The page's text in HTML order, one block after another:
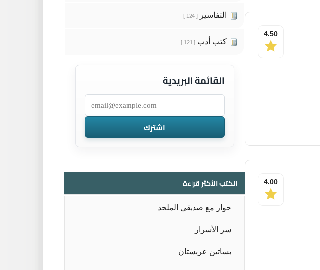
4.50
4.00
التفاسير [ 124 ]
كتب أدب [ 121 ]
القائمة البريدية
الكتب الأكثر قراءة
حوار مع صديقى الملحد
سر الأسرار
بساتين عربستان